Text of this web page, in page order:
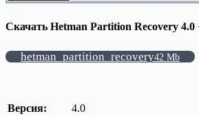
Скачать Hetman Partition Recovery 4.0
hetman_partition_recovery42 Mb
Версия:
4.0